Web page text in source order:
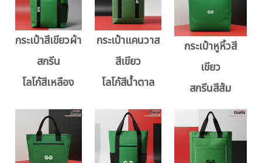
กระเป๋าสีเขียวผ้า
สกรีน
โลโก้สีเหลือง
กระเป๋าแคนวาส
สีเขียว
โลโก้สีน้ำตาล
กระเป๋าหูหิ้วสี
เขียว
สกรีนสีส้ม